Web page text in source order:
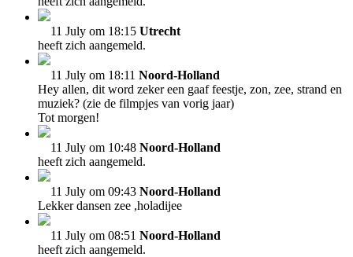
11 July om 18:15 Utrecht
heeft zich aangemeld.
11 July om 18:11 Noord-Holland
Hey allen, dit word zeker een gaaf feestje, zon, zee, strand en
muziek? (zie de filmpjes van vorig jaar)
Tot morgen!
11 July om 10:48 Noord-Holland
heeft zich aangemeld.
11 July om 09:43 Noord-Holland
Lekker dansen zee ,holadijee
11 July om 08:51 Noord-Holland
heeft zich aangemeld.